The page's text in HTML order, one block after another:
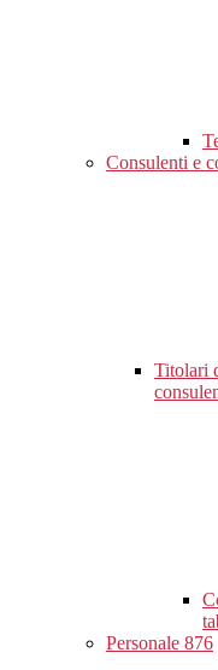
Consulenti e
Titolari
Personale 876